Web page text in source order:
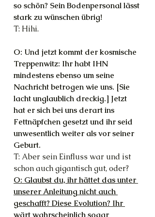
so schön? Sein Bodenpersonal lässt
stark zu wünschen übrig!
T: Hihi.
O: Und jetzt kommt der kosmische
Treppenwitz: Ihr habt IHN
mindestens ebenso um seine
Nachricht betrogen wie uns. [Sie
lacht unglaublich dreckig.] Jetzt
hat er sich bei uns derart ins
Fettnäpfchen gesetzt und ihr seid
unwesentlich weiter als vor seiner
Geburt.
T: Aber sein Einfluss war und ist
schon auch gigantisch gut, oder?
O: Glaubst du, ihr hättet das unter
unserer Anleitung nicht auch
geschafft? Diese Evolution? Ihr
wärt wahrscheinlich sogar